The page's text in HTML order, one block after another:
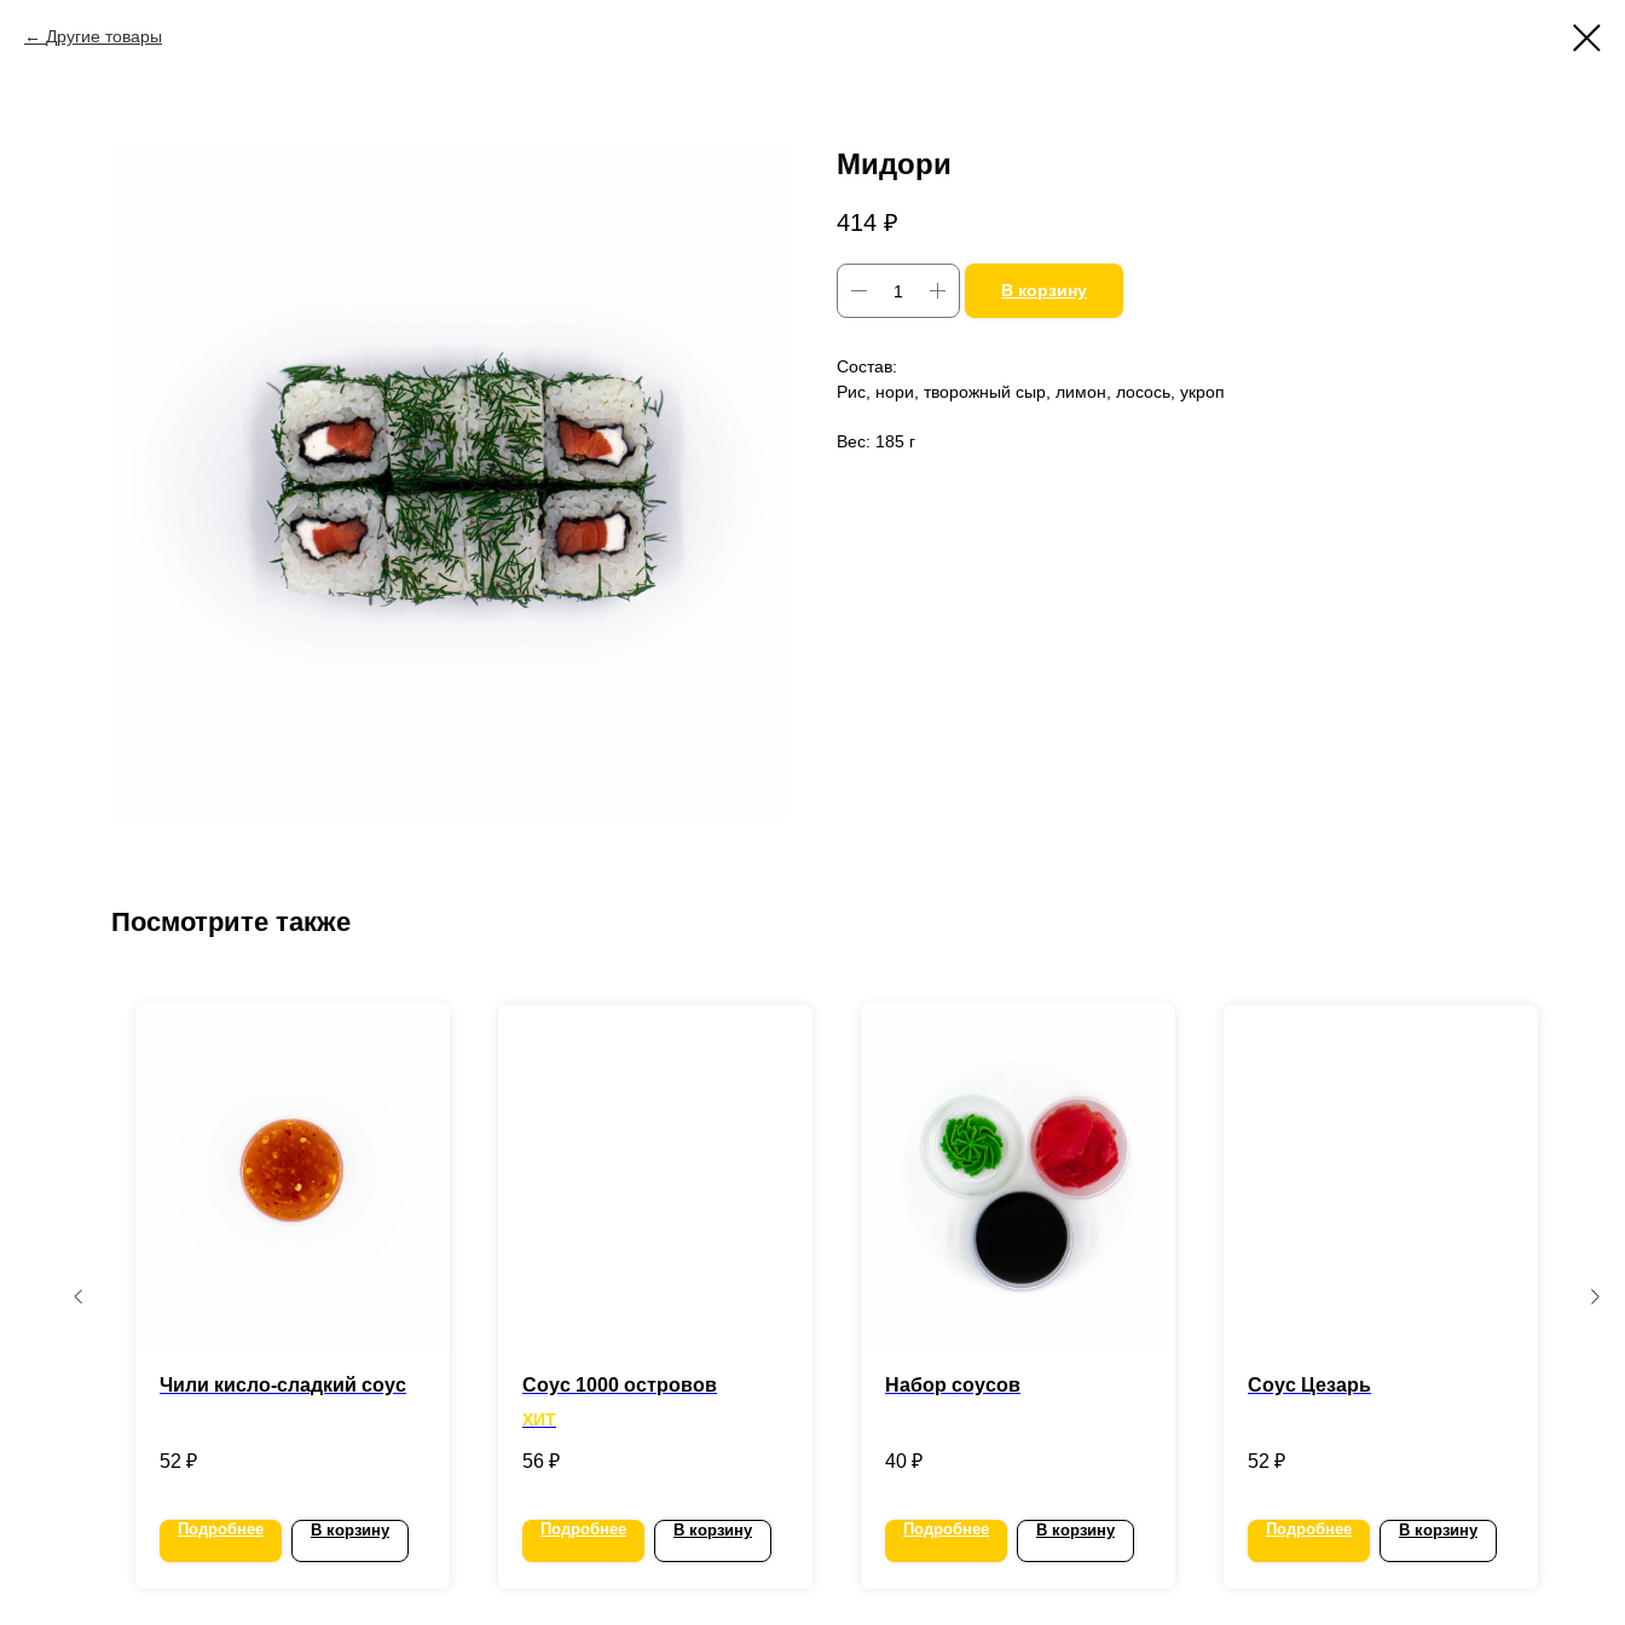
Другие товары
Мидори
414 ₽
В корзину
Состав:
Рис, нори, творожный сыр, лимон, лосось, укроп
Вес: 185 г
Посмотрите также
Чили кисло-сладкий соус
52 ₽
Подробнее В корзину
Соус 1000 островов
ХИТ
56 ₽
Подробнее В корзину
Набор соусов
40 ₽
Подробнее В корзину
Соус Цезарь
52 ₽
Подробнее В корзину